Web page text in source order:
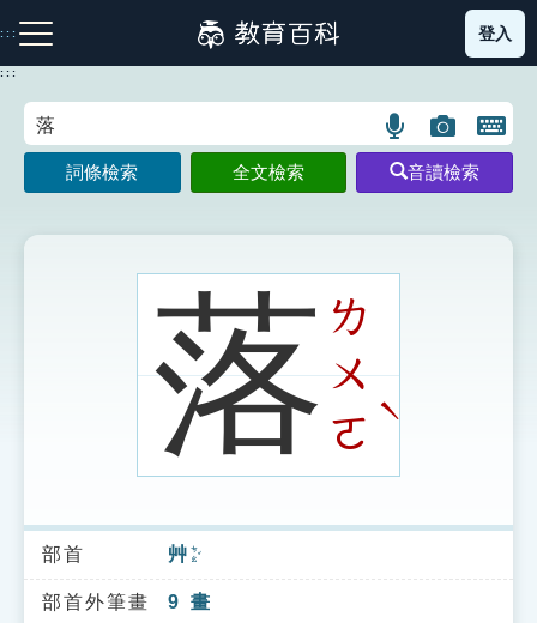
到
主
:::
注音索引圖示 筆畫索引圖示 部首索引表圖示
索引選單
知識索引
登入
:::
語
言
搜
示
圖
片
搜
開
鍵
圖
詞條檢索 全文檢索 音讀檢索
落ㄌ
ㄨ
ㄛ
ˋ
部首 艸 ㄘㄠˇ
部首外筆畫 9 畫